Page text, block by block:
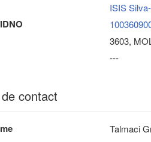
ISIS
3603,
---
contact
Talmaci